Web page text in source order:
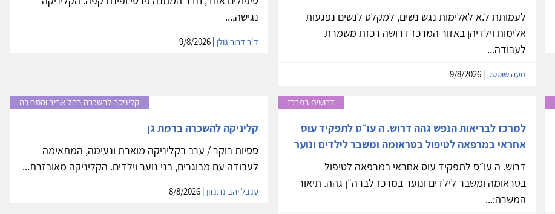
לעמותת ל.א לאלימות נגש נשים, למקלט לנשים נפגעות
אלימות וילדיהן באזור המרכז דרושה רכזת משמרת
לעבודה...
נועה שוסטק| 9/8/2026
נגישה,...
ד'ר דרור גולן | 9/8/2026
דרושים במרכז
למרכז לבריאות הנפש גהה דרוש. ה עו״ס לתפקיד עוס
אחראי במרפאה לטיפול בטראומה ומשבר לילדים ונוער
דרוש. ה עו״ס לתפקיד עוס אחראי במרפאה לטיפול
בטראומה ומשבר לילדים ונוער במרכז לברה״ן גהה. תיאור
המשרה:...
קליניקה להשכרה בתל אביב והסביבה
קליניקה להשכרה ברמת גן
ססיות בוקר / ערב בקליניקה מוארת ונעימה, המתאימה
לעבודה עם מבוגרים, בני נוער וילדים. הקליניקה מאובזרת...
ענבל יהב נתנזון | 8/8/2026